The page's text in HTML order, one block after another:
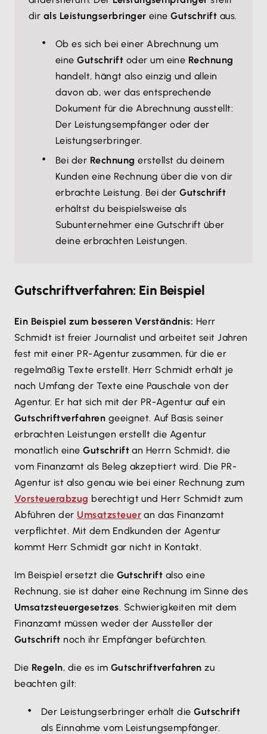
dir als Leistungserbringer eineGutschrift aus.
Ob es sich bei einer Abrechnung um
eineGutschrift oder um eine Rechnung
handelt, hängt also einzig und allein
davon ab, wer das entsprechende
Dokument für die Abrechnung ausstellt:
Der Leistungsempfänger oder der
Leistungserbringer.
Bei der Rechnungerstellst du deinem
Kunden eine Rechnung über die von dir
erbrachte Leistung. Bei derGutschrift
erhältst du beispielsweise als
Subunternehmer eine Gutschrift über
deine erbrachten Leistungen.
Gutschriftverfahren: Ein Beispiel
Ein Beispiel zum besseren Verständnis: Herr
Schmidt ist freier Journalist und arbeitet seit Jahren
fest mit einer PR-Agentur zusammen, für die er
regelmäßig Texte erstellt. Herr Schmidt erhält je
nach Umfang der Texte eine Pauschale von der
Agentur. Er hat sich mit der PR-Agentur auf ein
Gutschriftverfahren geeignet. Auf Basis seiner
erbrachten Leistungen erstellt die Agentur
monatlich eineGutschriftan Herrn Schmidt, die
vom Finanzamt als Beleg akzeptiert wird. Die PR-
Agentur ist also genau wie bei einer Rechnung zum
Vorsteuerabzug berechtigt und Herr Schmidt zum
Abführen der Umsatzsteuer an das Finanzamt
verpflichtet. Mit dem Endkunden der Agentur
kommt Herr Schmidt gar nicht in Kontakt.
Im Beispiel ersetzt die Gutschrift also eine
Rechnung, sie ist daher eine Rechnung im Sinne des
Umsatzsteuergesetzes. Schwierigkeiten mit dem
Finanzamt müssen weder der Aussteller der
Gutschrift noch ihr Empfänger befürchten.
Die Regeln, die es im Gutschriftverfahren zu
beachten gilt:
Der Leistungserbringer erhält dieGutschrift
als Einnahme vom Leistungsempfänger.